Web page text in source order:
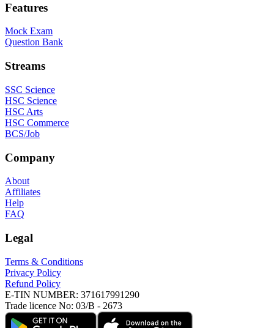
Features
Mock Exam
Question Bank
Streams
SSC Science
HSC Science
HSC Arts
HSC Commerce
BCS/Job
Company
About
Affiliates
Help
FAQ
Legal
Terms & Conditions
Privacy Policy
Refund Policy
E-TIN NUMBER: 371617991290
Trade licence No: 03/B - 2673